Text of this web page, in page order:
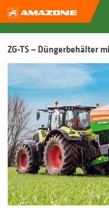
ZG-TS – Düngerbehälter